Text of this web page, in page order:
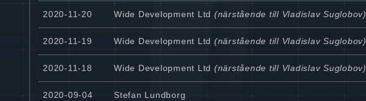
2020-11-20 Wide Development Ltd (närstående till Vladislav Suglobov)
2020-11-19 Wide Development Ltd (närstående till Vladislav Suglobov)
2020-11-18 Wide Development Ltd (närstående till Vladislav Suglobov)
2020-09-04 Stefan Lundborg